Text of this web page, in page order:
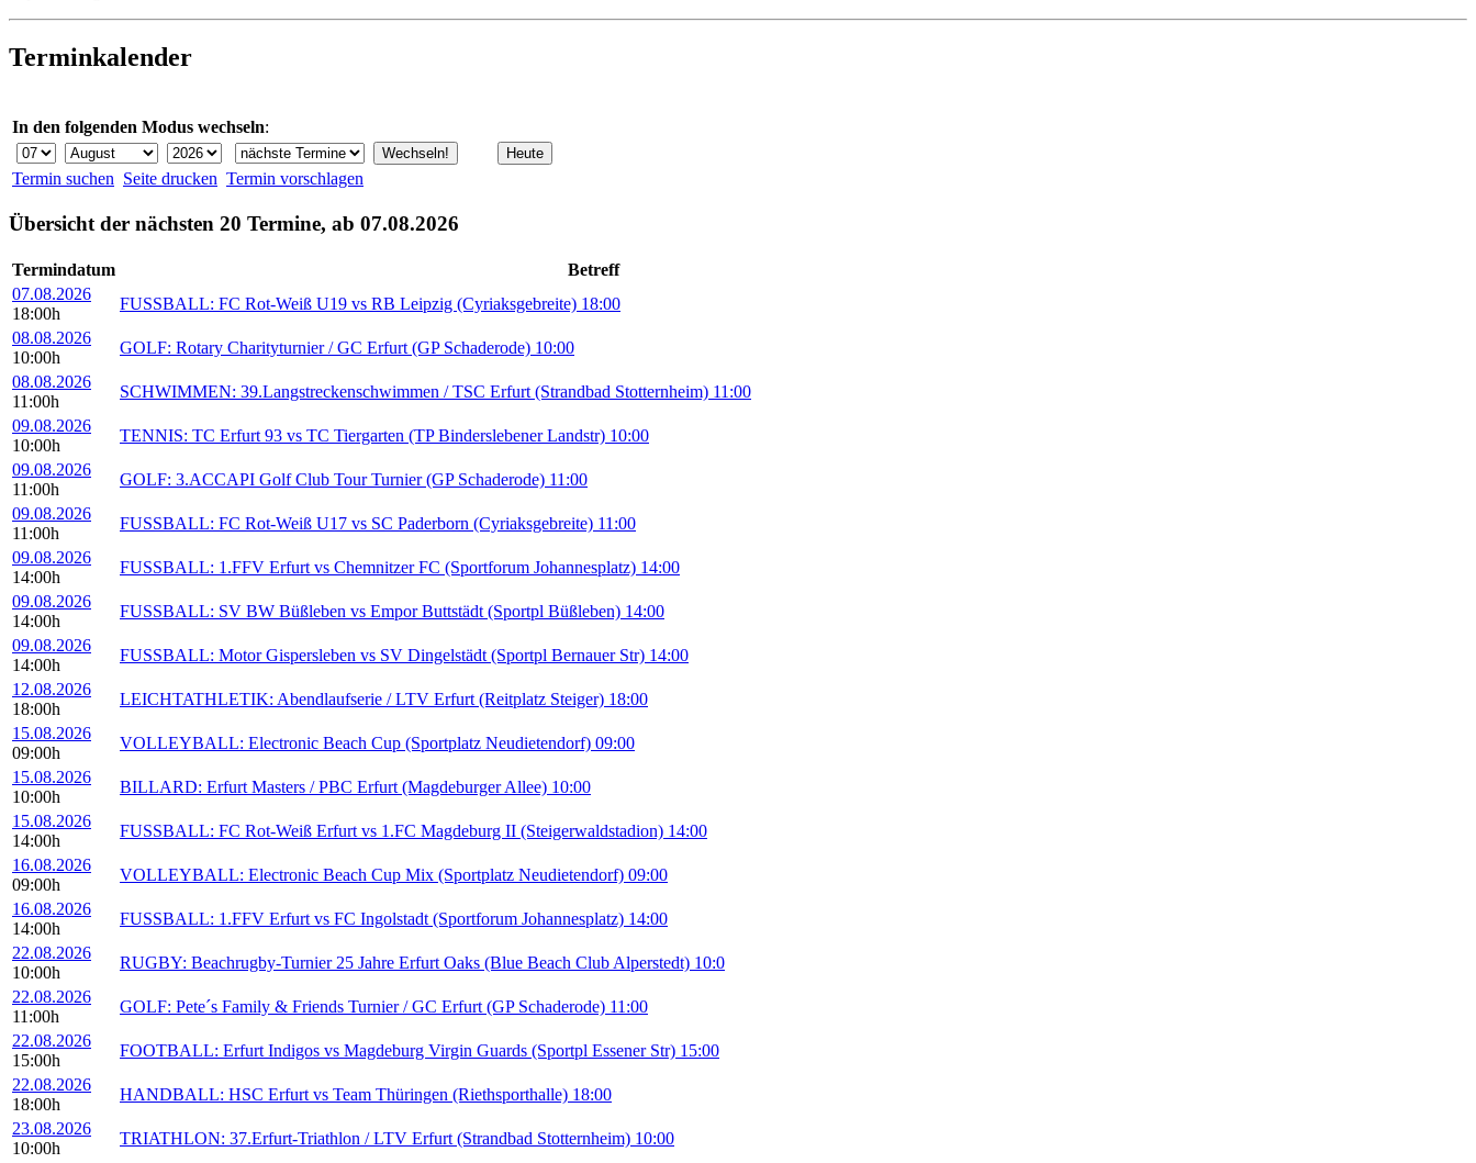
Terminkalender
In den folgenden Modus wechseln:
Termin suchen Seite drucken Termin vorschlagen
Übersicht der nächsten 20 Termine, ab 07.08.2026
Termindatum
Betreff
07.08.2026
18:00h
FUSSBALL: FC Rot-Weiß U19 vs RB Leipzig (Cyriaksgebreite) 18:00
08.08.2026
10:00h
GOLF: Rotary Charityturnier / GC Erfurt (GP Schaderode) 10:00
08.08.2026
11:00h
SCHWIMMEN: 39.Langstreckenschwimmen / TSC Erfurt (Strandbad Stotternheim) 11:00
09.08.2026
10:00h
TENNIS: TC Erfurt 93 vs TC Tiergarten (TP Binderslebener Landstr) 10:00
09.08.2026
11:00h
GOLF: 3.ACCAPI Golf Club Tour Turnier (GP Schaderode) 11:00
09.08.2026
11:00h
FUSSBALL: FC Rot-Weiß U17 vs SC Paderborn (Cyriaksgebreite) 11:00
09.08.2026
14:00h
FUSSBALL: 1.FFV Erfurt vs Chemnitzer FC (Sportforum Johannesplatz) 14:00
09.08.2026
14:00h
FUSSBALL: SV BW Büßleben vs Empor Buttstädt (Sportpl Büßleben) 14:00
09.08.2026
14:00h
FUSSBALL: Motor Gispersleben vs SV Dingelstädt (Sportpl Bernauer Str) 14:00
12.08.2026
18:00h
LEICHTATHLETIK: Abendlaufserie / LTV Erfurt (Reitplatz Steiger) 18:00
15.08.2026
09:00h
VOLLEYBALL: Electronic Beach Cup (Sportplatz Neudietendorf) 09:00
15.08.2026
10:00h
BILLARD: Erfurt Masters / PBC Erfurt (Magdeburger Allee) 10:00
15.08.2026
14:00h
FUSSBALL: FC Rot-Weiß Erfurt vs 1.FC Magdeburg II (Steigerwaldstadion) 14:00
16.08.2026
09:00h
VOLLEYBALL: Electronic Beach Cup Mix (Sportplatz Neudietendorf) 09:00
16.08.2026
14:00h
FUSSBALL: 1.FFV Erfurt vs FC Ingolstadt (Sportforum Johannesplatz) 14:00
22.08.2026
10:00h
RUGBY: Beachrugby-Turnier 25 Jahre Erfurt Oaks (Blue Beach Club Alperstedt) 10:0
22.08.2026
11:00h
GOLF: Pete´s Family & Friends Turnier / GC Erfurt (GP Schaderode) 11:00
22.08.2026
15:00h
FOOTBALL: Erfurt Indigos vs Magdeburg Virgin Guards (Sportpl Essener Str) 15:00
22.08.2026
18:00h
HANDBALL: HSC Erfurt vs Team Thüringen (Riethsporthalle) 18:00
23.08.2026
10:00h
TRIATHLON: 37.Erfurt-Triathlon / LTV Erfurt (Strandbad Stotternheim) 10:00